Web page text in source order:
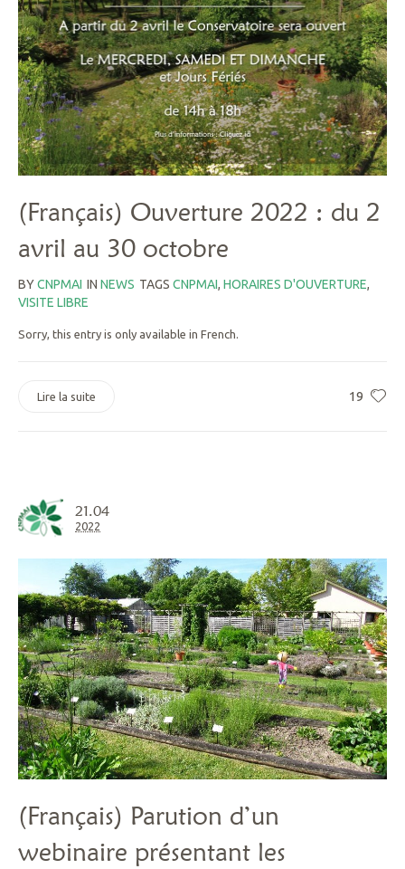
(Français) Ouverture 2022 : du 2
avril au 30 octobre
BYCNPMAI IN NEWS TAGS CNPMAI, HORAIRES D'OUVERTURE,
VISITE LIBRE
Sorry, this entry is only available in French.
19
Lire la suite
21.04
2022
(Français) Parution d’un
webinaire présentant les